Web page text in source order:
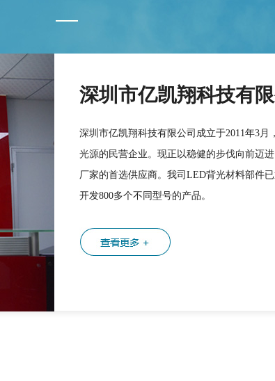
深圳市亿凯翔科技有
深圳市亿凯翔科技有限公司成立于2011年3月
光源的民营企业。现正以稳健的步伐向前迈
厂家的首选供应商。我司LED背光材料部件
开发800多个不同型号的产品。